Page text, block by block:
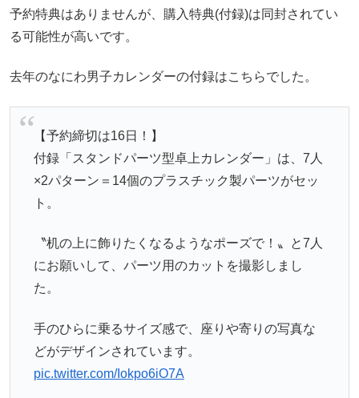
予約特典はありませんが、購入特典(付録)は同封されてい
る可能性が高いです。
去年のなにわ男子カレンダーの付録はこちらでした。
【予約締切は16日！】
付録「スタンドパーツ型卓上カレンダー」は、7人
×2パターン＝14個のプラスチック製パーツがセッ
ト。
〝机の上に飾りたくなるようなポーズで！〟と7人
にお願いして、パーツ用のカットを撮影しまし
た。
手のひらに乗るサイズ感で、座りや寄りの写真な
どがデザインされています。
pic.twitter.com/Iokpo6iO7A